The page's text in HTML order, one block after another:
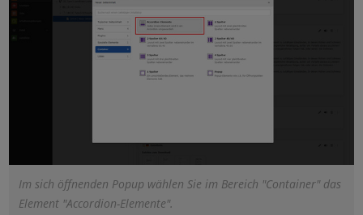
Im sich öffnenden Popup wählen Sie im Bereich "Container" das
Element "Accordion-Elemente".